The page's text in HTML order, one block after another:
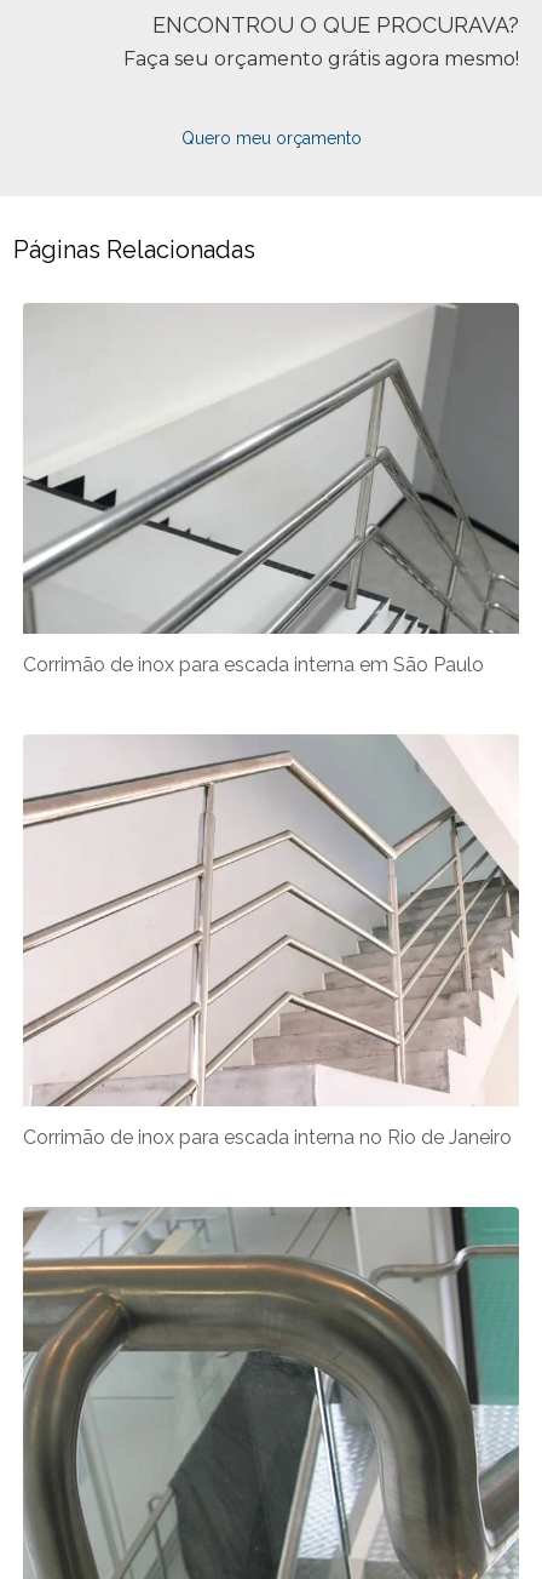
ENCONTROU O QUE PROCURAVA?
Faça seu orçamento grátis agora mesmo!
Quero meu orçamento
Páginas Relacionadas
Corrimão de inox para escada interna em São Paulo
Corrimão de inox para escada interna no Rio de Janeiro